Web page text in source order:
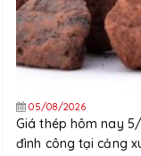
05/08/2026
Giá thép hôm nay
đình công tại cảng